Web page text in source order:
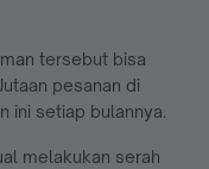
tersebut bisa
pesanan di
ini setiap bulannya.
melakukan serah